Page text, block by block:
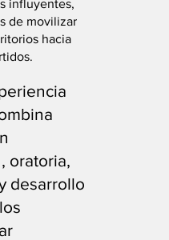
influyentes,
de movilizar
hacia
oratoria,
desarrollo